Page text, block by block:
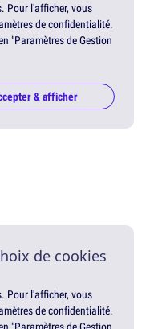
Pour l'afficher, vous
de confidentialité.
"Paramètres de Gestion
& afficher
de cookies
Pour l'afficher, vous
de confidentialité.